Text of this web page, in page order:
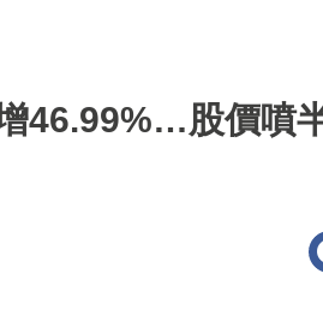
增46.99%…股價